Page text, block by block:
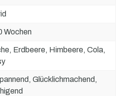
Wochen
Erdbeere, Himbeere, Cola,
Glücklichmachend,